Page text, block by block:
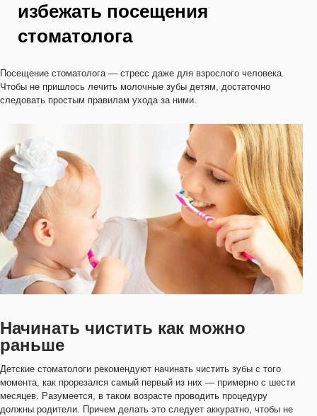
избежать посещения
стоматолога
Посещение стоматолога — стресс даже для взрослого человека.
Чтобы не пришлось лечить молочные зубы детям, достаточно
следовать простым правилам ухода за ними.
Начинать чистить как можно
раньше
Детские стоматологи рекомендуют начинать чистить зубы с того
момента, как прорезался самый первый из них — примерно с шести
месяцев. Разумеется, в таком возрасте проводить процедуру
должны родители. Причем делать это следует аккуратно, чтобы не